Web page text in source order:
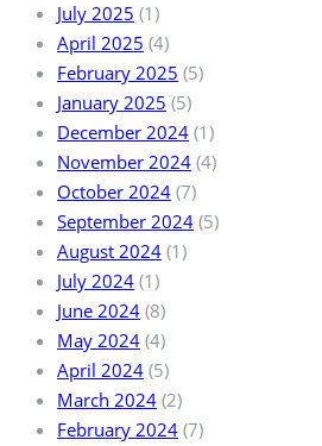
July 2025 (1)
April 2025 (4)
February 2025 (5)
January 2025 (5)
December 2024 (1)
November 2024 (4)
October 2024 (7)
September 2024 (5)
August 2024 (1)
July 2024 (1)
June 2024 (8)
May 2024 (4)
April 2024 (5)
March 2024 (2)
February 2024 (7)